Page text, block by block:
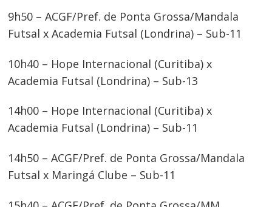
9h50 – ACGF/Pref. de Ponta Grossa/Mandala
Futsal x Academia Futsal (Londrina) – Sub-11
10h40 – Hope Internacional (Curitiba) x
Academia Futsal (Londrina) – Sub-13
14h00 – Hope Internacional (Curitiba) x
Academia Futsal (Londrina) – Sub-11
14h50 – ACGF/Pref. de Ponta Grossa/Mandala
Futsal x Maringá Clube – Sub-11